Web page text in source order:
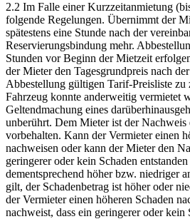
2.2 Im Falle einer Kurzzeitanmietung
folgende Regelungen. Übernimmt der
spätestens eine Stunde nach der
Reservierungsbindung mehr.
Stunden vor Beginn der Mietzeit
der Mieter den Tagesgrundpreis nach
Abbestellung gültigen Tarif-Preisliste zu
Fahrzeug konnte anderweitig vermietet
Geltendmachung eines
unberührt. Dem Mieter ist der Nachweis
vorbehalten. Kann der Vermieter einen
nachweisen oder kann der Mieter den
geringerer oder kein Schaden
dementsprechend höher bzw. niedriger
gilt, der Schadenbetrag ist höher oder
der Vermieter einen höheren Schaden
nachweist, dass ein geringerer oder kein